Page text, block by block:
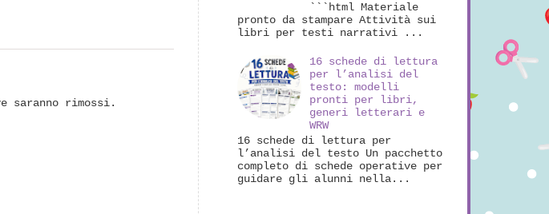
saranno rimossi.
```html Materiale
pronto da stampare Attività sui
libri per testi narrativi ...
16 schede di lettura
per l’analisi del
testo: modelli
pronti per libri,
generi letterari e
WRW
16 schede di lettura per
l’analisi del testo Un pacchetto
completo di schede operative per
guidare gli alunni nella...